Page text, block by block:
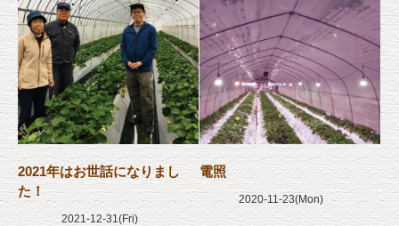
2021年はお世話になりまし
た！
2021-12-31(Fri)
電照
2020-11-23(Mon)